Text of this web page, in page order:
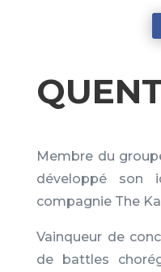
Membre du
développé son
compagnie The
Vainqueur de
de battles